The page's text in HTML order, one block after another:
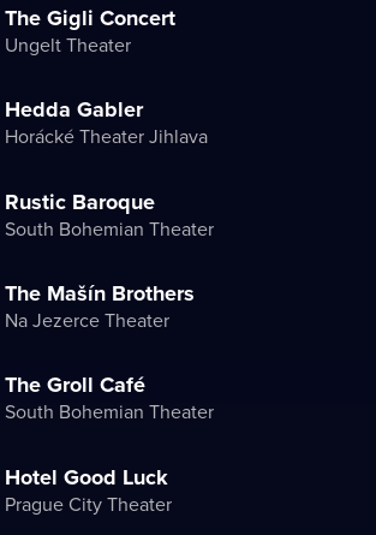
The Gigli Concert
Ungelt Theater
Hedda Gabler
Horácké Theater Jihlava
Rustic Baroque
South Bohemian Theater
The Mašín Brothers
Na Jezerce Theater
The Groll Café
South Bohemian Theater
Hotel Good Luck
Prague City Theater